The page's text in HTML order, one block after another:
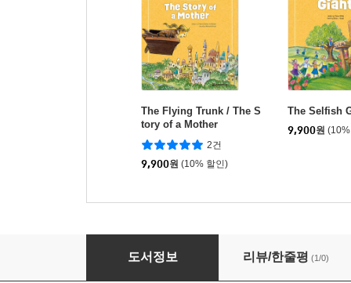
The Flying Trunk / The S
tory of a Mother
2건
9,900원 (10% 할인)
The Selfish
9,900원
Puss in Boots / Cinderella
도서정보 리뷰/한줄평 (1/0)